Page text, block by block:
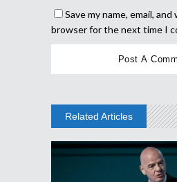
Save my name, email,
browser for the next time I
Related Articles